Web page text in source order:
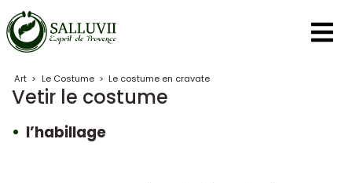
Panneau de gestion des cookies
Art > Le Costume > Le costume en cravate
Vetir le costume
l’habillage